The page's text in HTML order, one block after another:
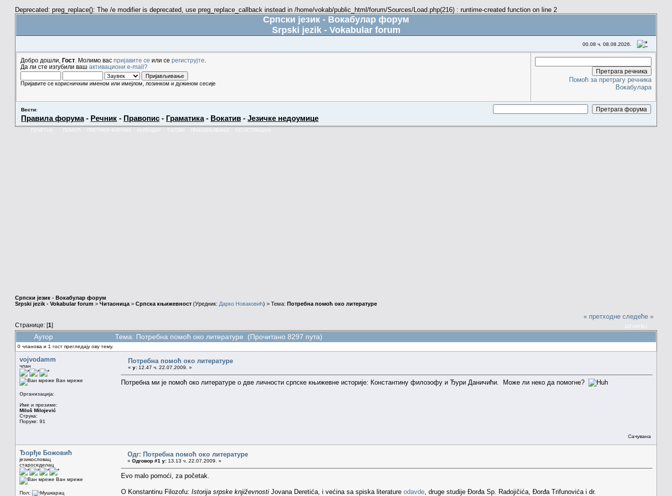
Deprecated: preg_replace(): The /e modifier is deprecated, use preg_replace_callback instead in /home/vokab/public_html/forum/Sources/Load.php(216) : runtime-created function on line 2
Српски језик - Вокабулар форум
Srpski jezik - Vokabular forum
00.08 ч. 08.08.2026.
Добро дошли, Гост . Молимо вас пријавите се или се региструјте
Да ли сте изгубили ваш активациони e-mail?
Пријавите се корисничким именом или имејлом, лозинком и дужином сесије
Помоћ за претрагу речника
Вокабулара
Вести:
Правила форума- Речник - Правопис - Граматика- Вокатив - Језичке недоумице
КАЛЕНДАР
Српски језик - Вокабулар форум
Srpski jezik - Vokabular forum > Читаоница > Српска књижевност (Уредник: Дарко Новаковић) > Тема: Потребна помоћ око литературе
Странице: [1]
« претходне следеће »
Аутор Тема: Потребна помоћ око литературе (Прочитано 8297 пута)
0 чланова и 1 гост прегледају ову тему.
vojvodamm
члан
Ван мреже
Организација:
Име и презиме:
Miloš Milojević
Струка:
Поруке: 91
Потребна помоћ око литературе
« у: 12.47 ч. 22.07.2009. »
Потребна ми је помоћ око литературе о две личности српске књижевне историје: Константину филозофу и Ђури Даничићи. Може ли неко да помогне?
Сачувана
Ђорђе Божовић
језикословац
староседелац
Ван мреже
Пол:
Одг: Потребна помоћ око литературе
« Одговор #1 у: 13.13 ч. 22.07.2009. »
Evo malo pomoći, za početak.
O Konstantinu Filozofu: Istorija srpske književnosti Jovana Deretića, i većina sa spiska literature odavde , druge studije Đorđa Sp. Radojičića, Đorđa Trifunovića i dr.